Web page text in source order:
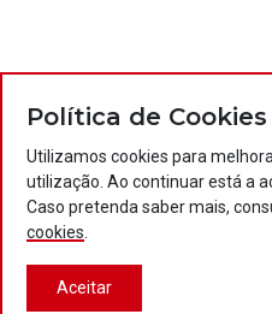
Política de Cookies
Utilizamos cookies para
utilização. Ao continuar está a
Caso pretenda saber mais,
cookies
Aceitar